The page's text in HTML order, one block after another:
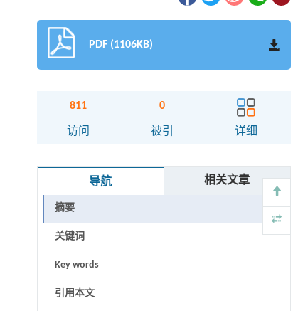
PDF (1106KB)
811
访问
0
被引 详细
导航 相关文章
摘要
关键词
Key words
引用本文